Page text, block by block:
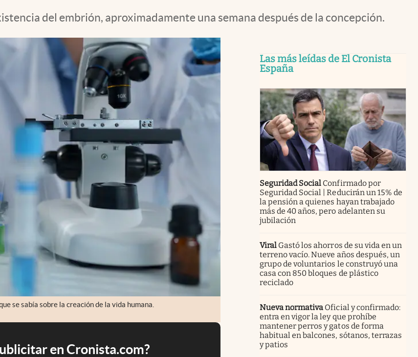
del embrión, aproximadamente una semana después de la concepción.
se sabía sobre la creación de la vida humana.
en Cronista.com?
Las más leídas de El Cronista
España
Seguridad Social Confirmado por
Seguridad Social | Reducirán un 15% de
la pensión a quienes hayan trabajado
más de 40 años, pero adelanten su
jubilación
Viral Gastó los ahorros de su vida en un
terreno vacío. Nueve años después, un
grupo de voluntarios le construyó una
casa con 850 bloques de plástico
reciclado
Nueva normativa Oficial y confirmado:
entra en vigor la ley que prohíbe
mantener perros y gatos de forma
habitual en balcones, sótanos, terrazas
y patios